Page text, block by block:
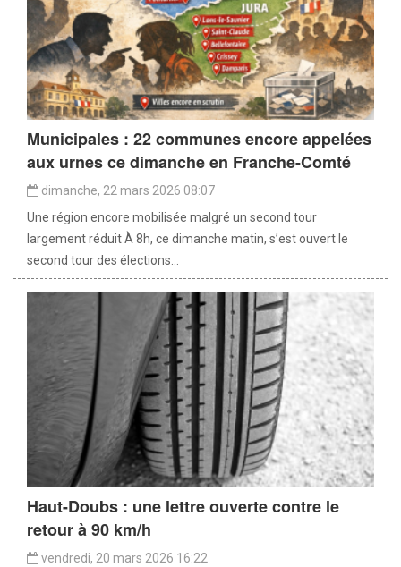
Municipales : 22 communes encore appelées
aux urnes ce dimanche en Franche-Comté
dimanche, 22 mars 2026 08:07
Une région encore mobilisée malgré un second tour
largement réduit À 8h, ce dimanche matin, s’est ouvert le
second tour des élections...
Haut-Doubs : une lettre ouverte contre le
retour à 90 km/h
vendredi, 20 mars 2026 16:22